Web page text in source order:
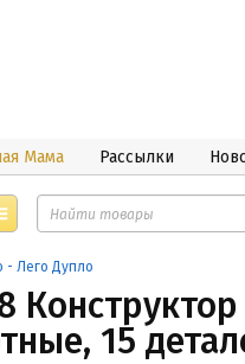
Мама Рассылки
- Лего Дупло
15